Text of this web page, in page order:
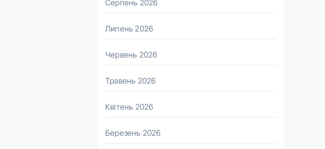
Серпень 2026
Липень 2026
Червень 2026
Травень 2026
Квітень 2026
Березень 2026